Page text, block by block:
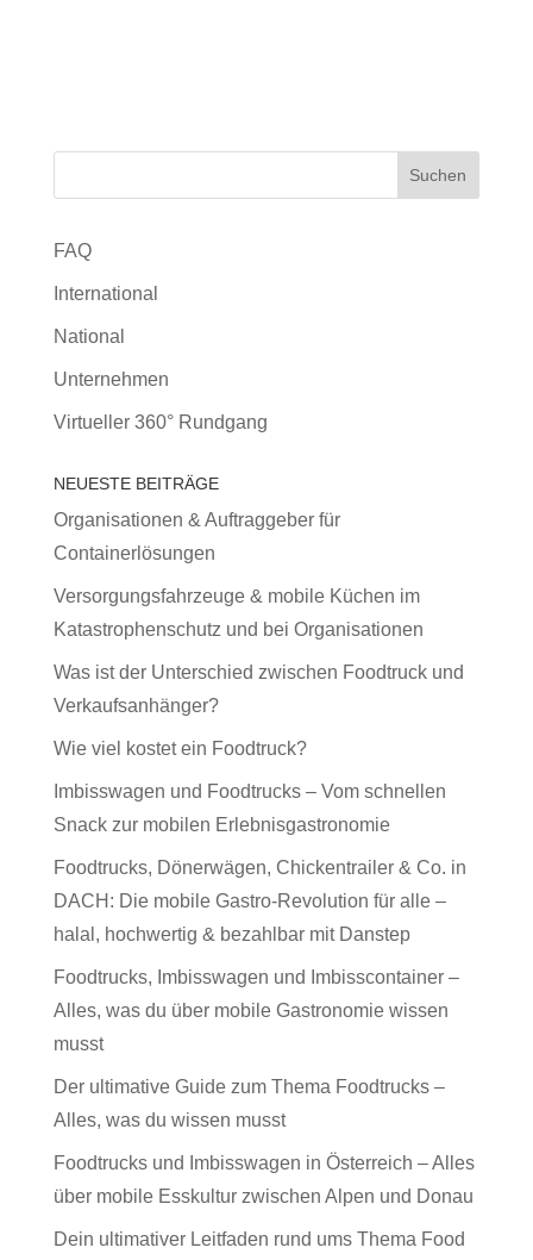
FAQ
International
National
Unternehmen
Virtueller 360° Rundgang
NEUESTE BEITRÄGE
Organisationen & Auftraggeber für
Containerlösungen
Versorgungsfahrzeuge & mobile Küchen im
Katastrophenschutz und bei Organisationen
Was ist der Unterschied zwischen Foodtruck und
Verkaufsanhänger?
Wie viel kostet ein Foodtruck?
Imbisswagen und Foodtrucks – Vom schnellen
Snack zur mobilen Erlebnisgastronomie
Foodtrucks, Dönerwägen, Chickentrailer & Co. in
DACH: Die mobile Gastro-Revolution für alle –
halal, hochwertig & bezahlbar mit Danstep
Foodtrucks, Imbisswagen und Imbisscontainer –
Alles, was du über mobile Gastronomie wissen
musst
Der ultimative Guide zum Thema Foodtrucks –
Alles, was du wissen musst
Foodtrucks und Imbisswagen in Österreich – Alles
über mobile Esskultur zwischen Alpen und Donau
Dein ultimativer Leitfaden rund ums Thema Food